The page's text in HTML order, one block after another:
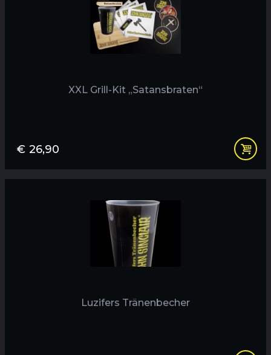
XXL Grill-Kit „Satansbraten“
€ 26,90
Luzifers Tränenbecher